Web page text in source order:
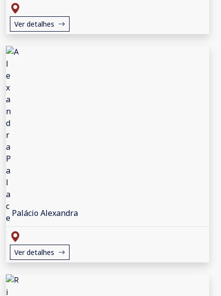
Ver detalhes
Palácio Alexandra
Ver detalhes